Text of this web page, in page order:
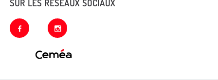
SUR LES RÉSEAUX SOCIAUX
facebook instagram